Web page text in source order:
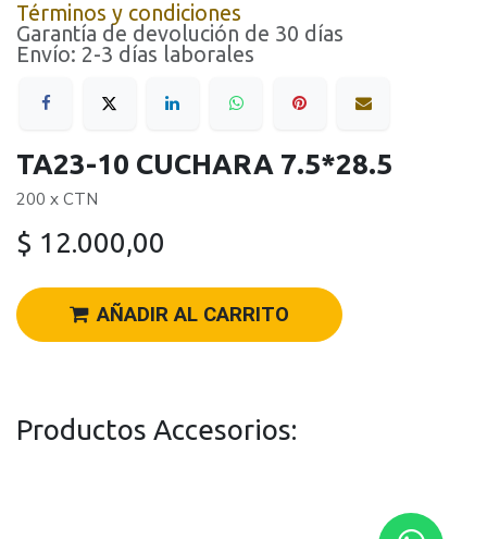
Términos y condiciones
Garantía de devolución de 30 días
Envío: 2-3 días laborales
TA23-10 CUCHARA 7.5*28.5
200 x CTN
$ 12.000,00
AÑADIR AL CARRITO
Productos Accesorios: